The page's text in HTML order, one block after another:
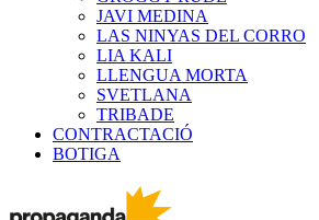
JAVI MEDINA
LAS NINYAS DEL CORRO
LIA KALI
LLENGUA MORTA
SVETLANA
TRIBADE
CONTRACTACIÓ
BOTIGA